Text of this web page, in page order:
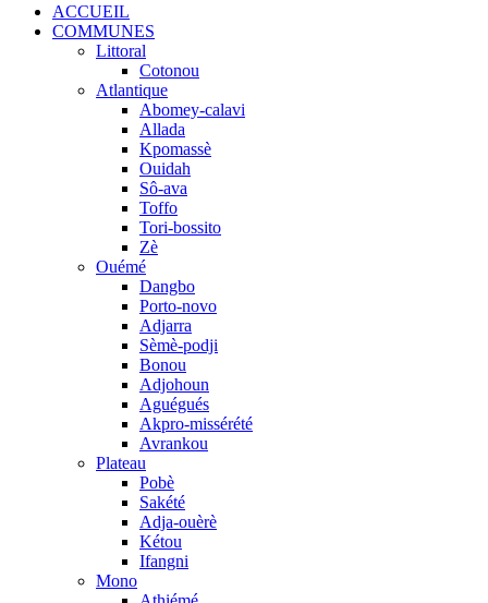
ACCUEIL
COMMUNES
Littoral
Cotonou
Atlantique
Abomey-calavi
Allada
Kpomassè
Ouidah
Sô-ava
Toffo
Tori-bossito
Zè
Ouémé
Dangbo
Porto-novo
Adjarra
Sèmè-podji
Bonou
Adjohoun
Aguégués
Akpro-missérété
Avrankou
Plateau
Pobè
Sakété
Adja-ouèrè
Kétou
Ifangni
Mono